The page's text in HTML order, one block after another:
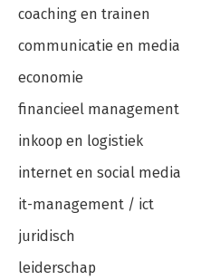
coaching en trainen
communicatie en media
economie
financieel management
inkoop en logistiek
internet en social media
it-management / ict
juridisch
leiderschap